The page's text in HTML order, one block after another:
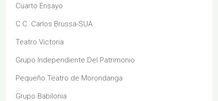
Cuarto Ensayo
C.C. Carlos Brussa-SUA
Teatro Victoria
Grupo Independiente Del Patrimonio
Pequeño Teatro de Morondanga
Grupo Babilonia